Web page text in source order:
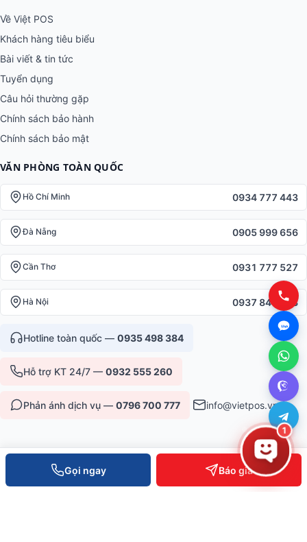
Gọi ngay Báo giá
Về Việt POS
Khách hàng tiêu biểu
Bài viết & tin tức
Tuyển dụng
Câu hỏi thường gặp
Chính sách bảo hành
Chính sách bảo mật
VĂN PHÒNG TOÀN QUỐC
Hồ Chí Minh 0934 777 443
Đà Nẵng 0905 999 656
Cần Thơ 0931 777 527
Hà Nội 0937 845 333
Hotline toàn quốc — 0935 498 384
Hỗ trợ KT 24/7 — 0932 555 260
Phản ánh dịch vụ — 0796 700 777 info@vietpos.vn
CHỨNG NHẬN & UY TÍN
1